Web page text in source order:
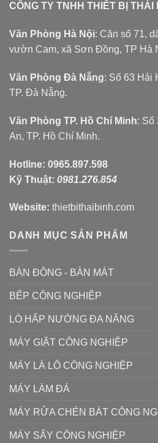
CÔNG TY TNHH THIẾT BỊ THÁI
Văn Phòng Hà Nội: Căn số 71,
vườn Cam, xã Sơn Đồng, TP Hà
Văn Phòng Đà Nẵng: Số 63 Hải
TP. Đà Nẵng.
Văn Phòng TP. Hồ Chí Minh: Số
An, TP. Hồ Chí Minh.
Hotline: 0965.897.598
Kỹ Thuật: 0981.276.854
Website: thietbithaibinh.com
DANH MỤC SẢN PHẨM
BÀN ĐÔNG - BÀN MÁT
BẾP CÔNG NGHIỆP
LÒ HẤP NƯỚNG ĐA NĂNG
MÁY GIẶT CÔNG NGHIỆP
MÁY LÀ LÔ CÔNG NGHIỆP
MÁY LÀM ĐÁ
MÁY RỬA CHÉN BÁT CÔNG
MÁY SẤY CÔNG NGHIỆP